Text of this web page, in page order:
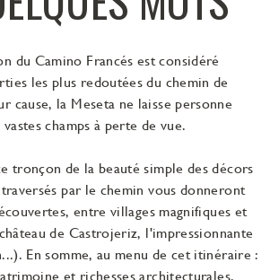
du Camino Francés est considéré
les plus redoutées du chemin de
cause, la Meseta ne laisse personne
champs à perte de vue.
tronçon de la beauté simple des décors
par le chemin vous donneront
entre villages magnifiques et
de Castrojeriz, l'impressionnante
En somme, au menu de cet itinéraire :
et richesses architecturales.